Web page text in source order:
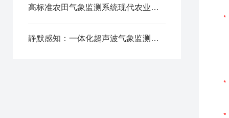
高标准农田气象监测系统现代农业的“智慧天眼”
静默感知：一体化超声波气象监测站的技术进化论